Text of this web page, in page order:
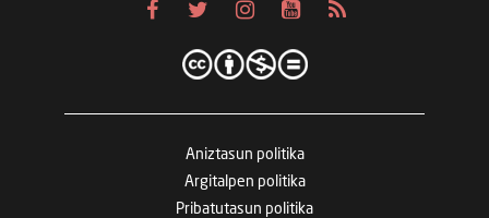
Aniztasun politika
Argitalpen politika
Pribatutasun politika